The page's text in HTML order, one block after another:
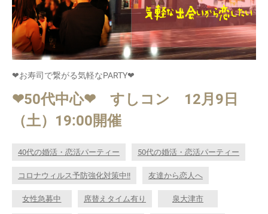
❤お寿司で繋がる気軽なPARTY❤
❤50代中心❤ すしコン 12月9日
（土）19:00開催
40代の婚活・恋活パーティー 50代の婚活・恋活パーティー
コロナウィルス予防強化対策中!! 友達から恋人へ
女性急募中 席替えタイム有り 泉大津市